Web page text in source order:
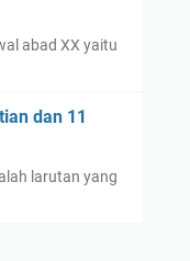
abad XX yaitu
dan 11
larutan yang